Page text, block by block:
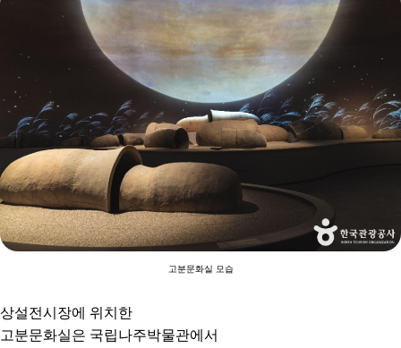
고분문화실 모습
상설전시장에 위치한
고분문화실은 국립나주박물관에서